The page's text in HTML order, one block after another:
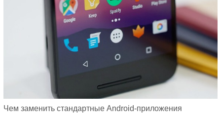
Чем заменить стандартные Android-приложения